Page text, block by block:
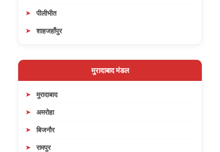
पीलीभीत
शाहजहाँपुर
मुरादाबाद मंडल
मुरादाबाद
अमरोहा
बिजनौर
रामपुर